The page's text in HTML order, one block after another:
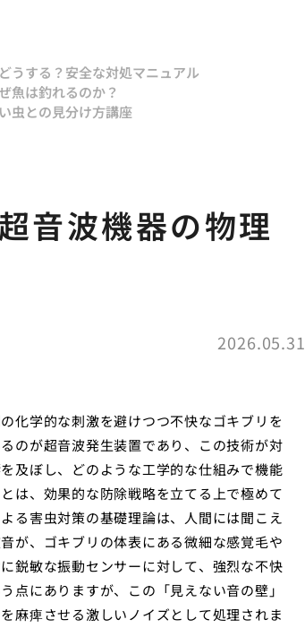
うする？安全な対処マニュアル
魚は釣れるのか？
虫との見分け方講座
音波機器の物理
2026.05.31
化学的な刺激を避けつつ不快なゴキブリを
のが超音波発生装置であり、この技術が対
及ぼし、どのような工学的な仕組みで機能
は、効果的な防除戦略を立てる上で極めて
る害虫対策の基礎理論は、人間には聞こえ
が、ゴキブリの体表にある微細な感覚毛や
鋭敏な振動センサーに対して、強烈な不快
点にありますが、この「見えない音の壁」
麻痺させる激しいノイズとして処理されま